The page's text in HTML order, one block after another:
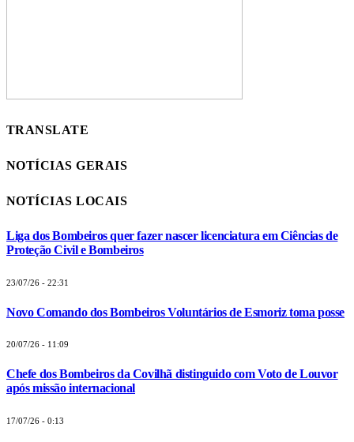
TRANSLATE
NOTÍCIAS GERAIS
NOTÍCIAS LOCAIS
Liga dos Bombeiros quer fazer nascer licenciatura em Ciências de
Proteção Civil e Bombeiros
23/07/26 - 22:31
Novo Comando dos Bombeiros Voluntários de Esmoriz toma posse
20/07/26 - 11:09
Chefe dos Bombeiros da Covilhã distinguido com Voto de Louvor
após missão internacional
17/07/26 - 0:13